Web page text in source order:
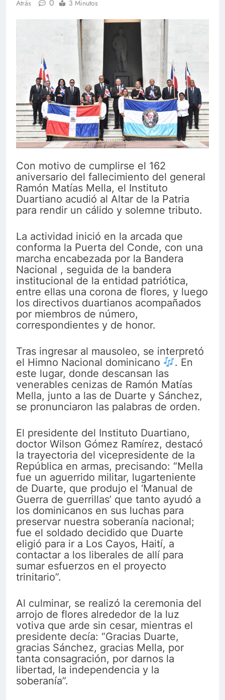
Atrás
0 3 Minutos
Con motivo de cumplirse el 162
aniversario del fallecimiento del general
Ramón Matías Mella, el Instituto
Duartiano acudió al Altar de la Patria
para rendir un cálido y solemne tributo.
La actividad inició en la arcada que
conforma la Puerta del Conde, con una
marcha encabezada por la Bandera
Nacional , seguida de la bandera
institucional de la entidad patriótica,
entre ellas una corona de flores, y luego
los directivos duartianos acompañados
por miembros de número,
correspondientes y de honor.
Tras ingresar al mausoleo, se interpretó
el Himno Nacional dominicano
. En
este lugar, donde descansan las
venerables cenizas de Ramón Matías
Mella, junto a las de Duarte y Sánchez,
se pronunciaron las palabras de orden.
El presidente del Instituto Duartiano,
doctor Wilson Gómez Ramírez, destacó
la trayectoria del vicepresidente de la
República en armas, precisando: “Mella
fue un aguerrido militar, lugarteniente
de Duarte, que produjo el ‘Manual de
Guerra de guerrillas’ que tanto ayudó a
los dominicanos en sus luchas para
preservar nuestra soberanía nacional;
fue el soldado decidido que Duarte
eligió para ir a Los Cayos, Haití, a
contactar a los liberales de allí para
sumar esfuerzos en el proyecto
trinitario”.
Al culminar, se realizó la ceremonia del
arrojo de flores alrededor de la luz
votiva que arde sin cesar, mientras el
presidente decía: “Gracias Duarte,
gracias Sánchez, gracias Mella, por
tanta consagración, por darnos la
libertad, la independencia y la
soberanía”.